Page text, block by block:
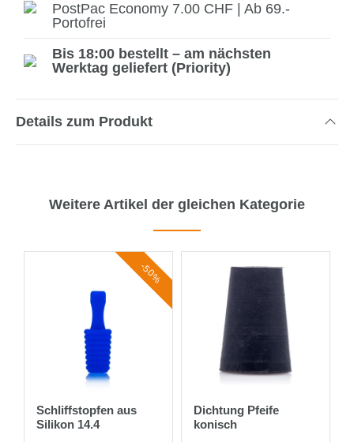
PostPac Economy 7.00 CHF | Ab 69.-
Portofrei
Bis 18:00 bestellt – am nächsten
Werktag geliefert (Priority)
Details zum Produkt
Weitere Artikel der gleichen Kategorie
-50%
Schliffstopfen aus
Silikon 14.4
Dichtung Pfeife
konisch